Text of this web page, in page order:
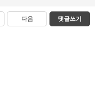
다음 댓글쓰기